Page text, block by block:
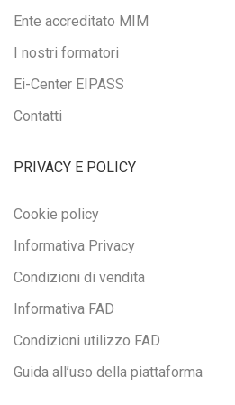
Ente accreditato MIM
I nostri formatori
Ei-Center EIPASS
Contatti
PRIVACY E POLICY
Cookie policy
Informativa Privacy
Condizioni di vendita
Informativa FAD
Condizioni utilizzo FAD
Guida all’uso della piattaforma